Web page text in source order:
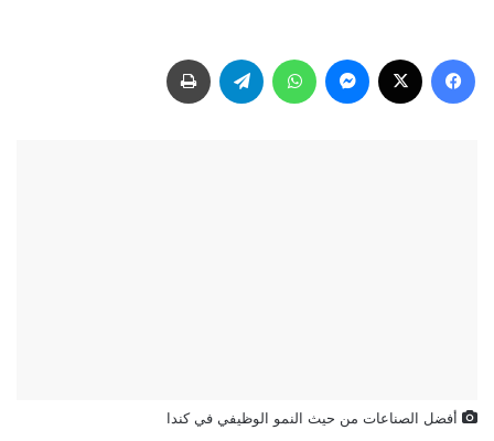
أفضل الصناعات من حيث النمو الوظيفي في كندا